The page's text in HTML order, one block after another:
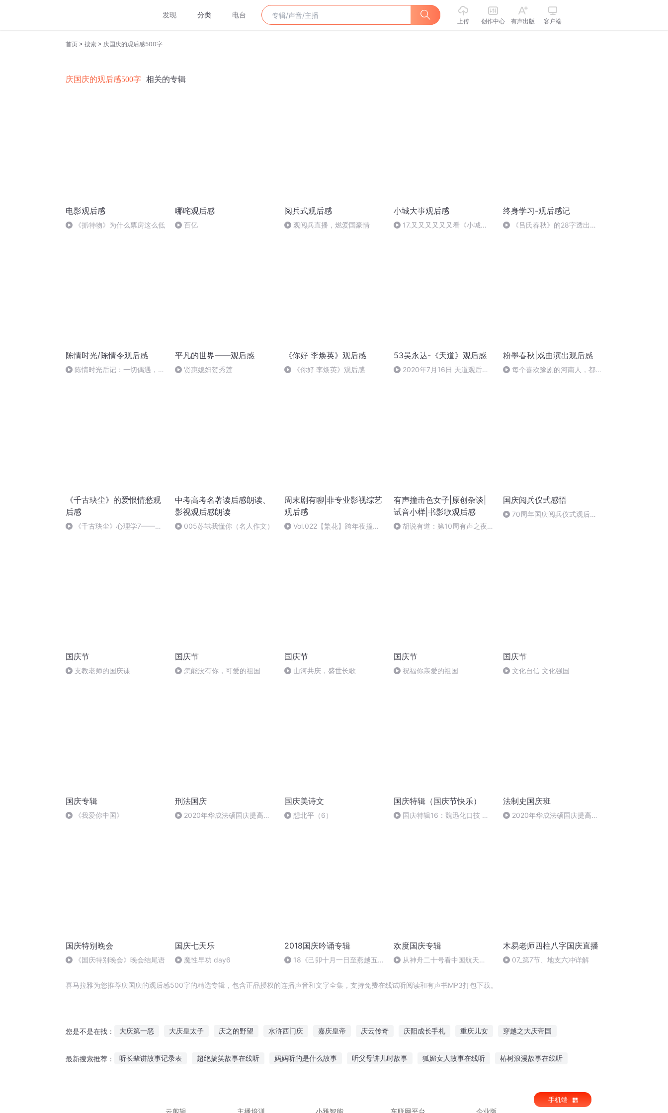
发现 分类 电台
上传 创作中心 有声出版 客户端
首页 > 搜索 > 庆国庆的观后感500字
庆国庆的观后感500字 相关的专辑
电影观后感
《抓特物》为什么票房这么低
哪咤观后感
百亿
阅兵式观后感
观阅兵直播，燃爱国豪情
小城大事观后感
17.又又又又又又看《小城大
终身学习-观后感记
《吕氏春秋》的28字透出人
陈情时光/陈情令观后感
陈情时光后记：一切偶遇，都
平凡的世界——观后感
贤惠媳妇贺秀莲
《你好 李焕英》观后感
《你好 李焕英》观后感
53吴永达-《天道》观后感
2020年7月16日 天道观后感
粉墨春秋|戏曲演出观后感
每个喜欢豫剧的河南人，都应
《千古玦尘》的爱恨情愁观
后感
《千古玦尘》心理学7——不
中考高考名著读后感朗读、
影视观后感朗读
005苏轼我懂你（名人作文）
周末剧有聊|非专业影视综艺
观后感
Vol.022【繁花】跨年夜撞了
有声撞击色女子|原创杂谈|
试音小样|书影歌观后感
胡说有道：第10周有声之夜-
国庆阅兵仪式感悟
70周年国庆阅兵仪式观后感
国庆节
支教老师的国庆课
国庆节
怎能没有你，可爱的祖国
国庆节
山河共庆，盛世长歌
国庆节
祝福你亲爱的祖国
国庆节
文化自信 文化强国
国庆专辑
《我爱你中国》
刑法国庆
2020年华成法硕国庆提高班
国庆美诗文
想北平（6）
国庆特辑（国庆节快乐）
国庆特辑16：魏迅化口技 二
法制史国庆班
2020年华成法硕国庆提高班
国庆特别晚会
《国庆特别晚会》晚会结尾语
国庆七天乐
魔性早功 day6
2018国庆吟诵专辑
18《己卯十月一日至燕越五
文天祥 自由吟诵
欢度国庆专辑
从神舟二十号看中国航天
木易老师四柱八字国庆直播
07_第7节、地支六冲详解
喜马拉雅为您推荐庆国庆的观后感500字的精选专辑，包含正品授权的连播声音和文字全集，支持免费在线试听阅读和有声书MP3打包下载。
您是不是在找： 大庆第一恶 大庆皇太子 庆之的野望 水浒西门庆 嘉庆皇帝 庆云传奇 庆阳成长手札 重庆儿女 穿越之大庆帝国
最新搜索推荐： 听长辈讲故事记录表 超绝搞笑故事在线听 妈妈听的是什么故事 听父母讲儿时故事 狐媚女人故事在线听 椿树浪漫故事在线听
云剪辑
主播培训 小雅智能 车联网平台 企业版
手机端